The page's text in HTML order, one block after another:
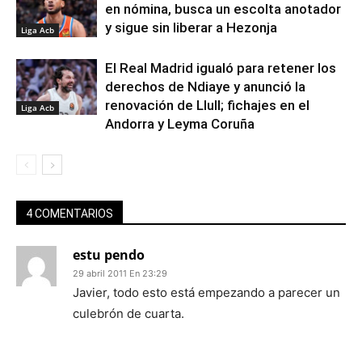
Liga Acb
en nómina, busca un escolta anotador
y sigue sin liberar a Hezonja
Liga Acb
El Real Madrid igualó para retener los
derechos de Ndiaye y anunció la
renovación de Llull; fichajes en el
Andorra y Leyma Coruña
4 COMENTARIOS
estu pendo
29 abril 2011 En 23:29
Javier, todo esto está empezando a parecer un
culebrón de cuarta.